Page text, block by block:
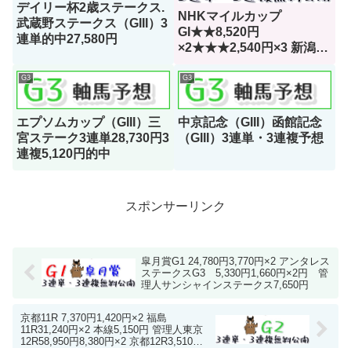
デイリー杯2歳ステークス.
武蔵野ステークス（GIII）3
連単的中27,580円
NHKマイルカップ
GI★★8,520円
×2★★★2,540円×3 新潟大
★★9,880円×2
G3
エプソムカップ（GIII）三
宮ステーク3連単28,730円3
連複5,120円的中
G3
中京記念（GIII）函館記念
（GIII）3連単・3連複予想
スポンサーリンク
皐月賞G1 24,780円3,770円×2 アンタレス
ステークスG3 5,330円1,660円×2円 管
理人サンシャインステークス7,650円
京都11R 7,370円1,420円×2 福島
11R31,240円×2 本線5,150円 管理人東京
12R58,950円8,380円×2 京都12R3,510円